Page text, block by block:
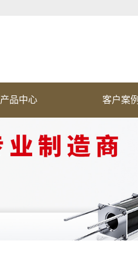
产品中心 客户案例